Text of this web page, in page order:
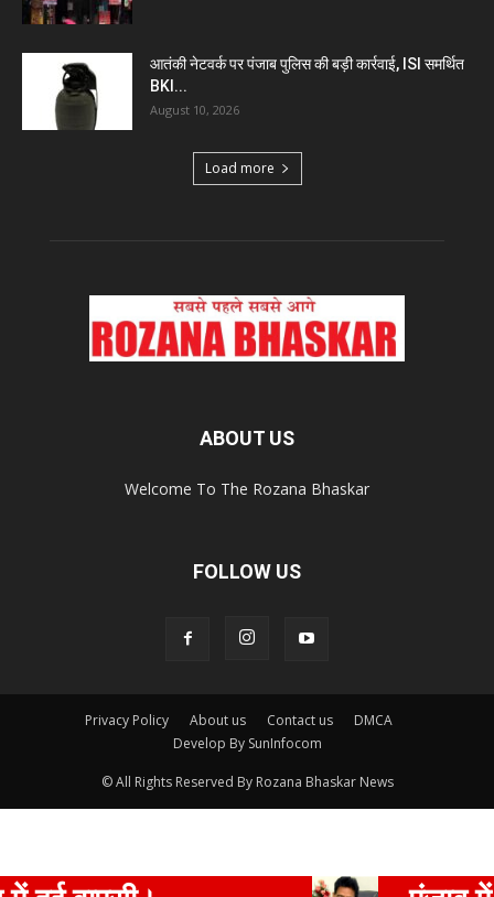
आतंकी नेटवर्क पर पंजाब पुलिस की बड़ी कार्रवाई, ISI समर्थित
BKI...
August 10, 2026
Load more
ABOUT US
Welcome To The Rozana Bhaskar
FOLLOW US
Privacy Policy About us Contact us
DMCA
Develop By SunInfocom
© All Rights Reserved By Rozana Bhaskar News